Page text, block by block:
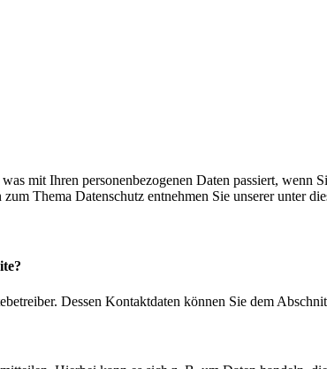
mit Ihren personenbezogenen Daten passiert, wenn
Thema Datenschutz entnehmen Sie unserer unter
Dessen Kontaktdaten können Sie dem